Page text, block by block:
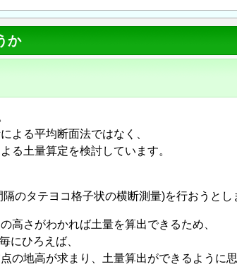
か
よる平均断面法ではなく、
る土量算定を検討しています。
のタテヨコ格子状の横断測量)を行おうとし
高さがわかれば土量を算出できるため、
にひろえば、
の地高が求まり、土量算出ができるように思